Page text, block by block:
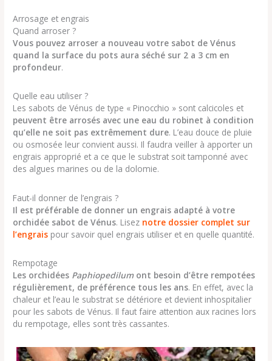
Arrosage et engrais
Quand arroser ?
Vous pouvez arroser a nouveau votre sabot de Vénus
quand la surface du pots aura séché sur 2 a 3 cm en
profondeur.
Quelle eau utiliser ?
Les sabots de Vénus de type « Pinocchio » sont calcicoles et
peuvent être arrosés avec une eau du robinet à condition
qu’elle ne soit pas extrêmement dure. L’eau douce de pluie
ou osmosée leur convient aussi. Il faudra veiller à apporter un
engrais approprié et a ce que le substrat soit tamponné avec
des algues marines ou de la dolomie.
Faut-il donner de l’engrais ?
Il est préférable de donner un engrais adapté à votre
orchidée sabot de Vénus. Lisez notre dossier complet sur
l’engrais pour savoir quel engrais utiliser et en quelle quantité.
Rempotage
Les orchidées Paphiopedilum ont besoin d’être rempotées
régulièrement, de préférence tous les ans. En effet, avec la
chaleur et l’eau le substrat se détériore et devient inhospitalier
pour les sabots de Vénus. Il faut faire attention aux racines lors
du rempotage, elles sont très cassantes.